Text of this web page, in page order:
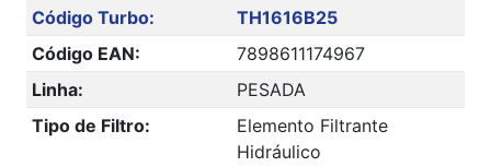
Código Turbo:
TH1616B25
Código EAN:
7898611174967
Linha:
PESADA
Tipo de Filtro:
Elemento Filtrante
Hidráulico